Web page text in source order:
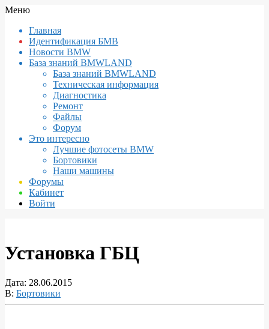
Вторичное
навигации
Меню
Главная
Идентификация БМВ
Новости BMW
База знаний BMWLAND
База знаний BMWLAND
Техническая информация
Диагностика
Ремонт
Файлы
Форум
Это интересно
Лучшие фотосеты BMW
Бортовики
Наши машины
Форумы
Кабинет
Войти
Установка ГБЦ
Дата: 28.06.2015
В: Бортовики